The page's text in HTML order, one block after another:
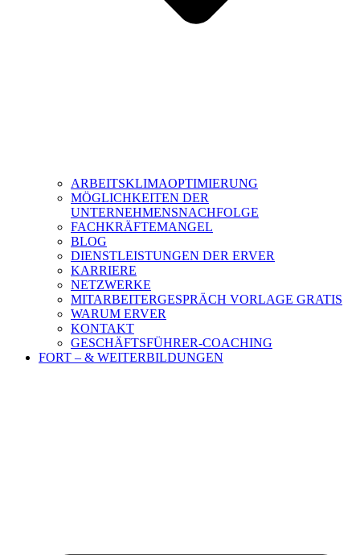
ARBEITSKLIMAOPTIMIERUNG
MÖGLICHKEITEN DER
UNTERNEHMENSNACHFOLGE
FACHKRÄFTEMANGEL
BLOG
DIENSTLEISTUNGEN DER ERVER
KARRIERE
NETZWERKE
MITARBEITERGESPRÄCH VORLAGE GRATIS
WARUM ERVER
KONTAKT
GESCHÄFTSFÜHRER-COACHING
FORT – & WEITERBILDUNGEN